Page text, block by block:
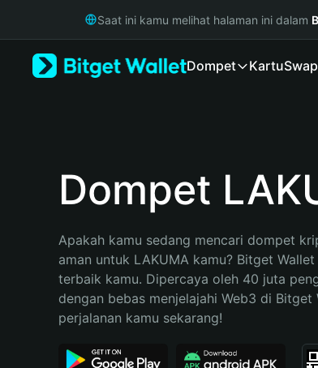
Русский
Bahasa Indonesia
Español (Argentina)
Saat ini kamu melihat halaman ini dalam
Dompet KartuSwap
Dompet
Apakah kamu sedang mencari dompet
aman untuk LAKUMA kamu? Bitget
terbaik kamu. Dipercaya oleh 40 juta
dengan bebas menjelajahi Web3 di Bitget
perjalanan kamu sekarang!